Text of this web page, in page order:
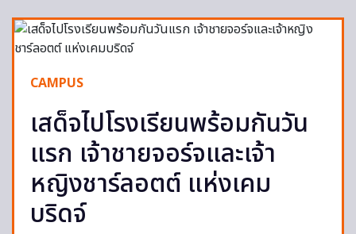
CAMPUS
เสด็จไปโรงเรียนพร้อมกันวัน
แรก เจ้าชายจอร์จและเจ้า
หญิงชาร์ลอตต์ แห่งเคม
บริดจ์